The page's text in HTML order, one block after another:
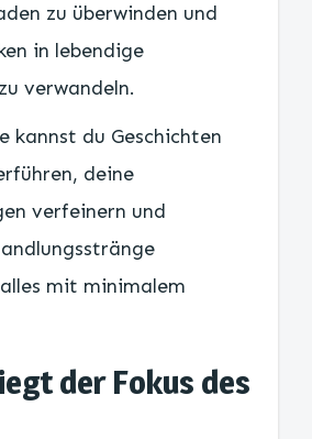
zu überwinden und
in lebendige
verwandeln.
kannst du Geschichten
deine
verfeinern und
mit minimalem
der Fokus des